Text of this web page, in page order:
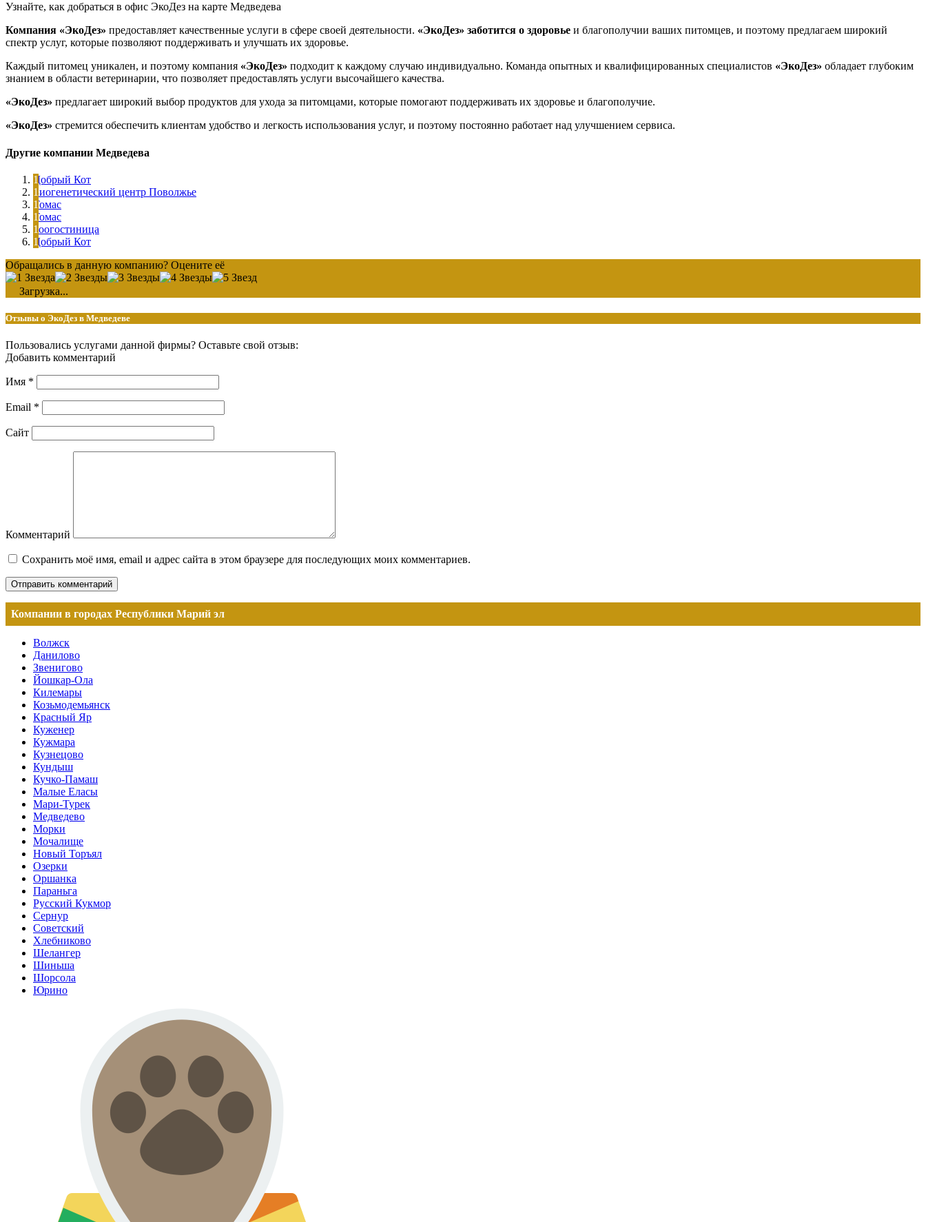
Узнайте, как добраться в офис ЭкоДез на карте Медведева
Компания «ЭкоДез» предоставляет качественные услуги в сфере своей деятельности. «ЭкоДез» заботится о здоровье и благополучии ваших питомцев, и поэтому предлагаем широкий
спектр услуг, которые позволяют поддерживать и улучшать их здоровье.
Каждый питомец уникален, и поэтому компания «ЭкоДез» подходит к каждому случаю индивидуально. Команда опытных и квалифицированных специалистов «ЭкоДез» обладает глубоким
знанием в области ветеринарии, что позволяет предоставлять услуги высочайшего качества.
«ЭкоДез» предлагает широкий выбор продуктов для ухода за питомцами, которые помогают поддерживать их здоровье и благополучие.
«ЭкоДез» стремится обеспечить клиентам удобство и легкость использования услуг, и поэтому постоянно работает над улучшением сервиса.
Другие компании Медведева
Добрый Кот
Биогенетический центр Поволжье
Томас
Томас
Зоогостиница
Добрый Кот
Обращались в данную компанию? Оцените её
Загрузка...
Отзывы о ЭкоДез в Медведеве
Пользовались услугами данной фирмы? Оставьте свой отзыв:
Добавить комментарий
Имя *
Email *
Сайт
Комментарий
Сохранить моё имя, email и адрес сайта в этом браузере для последующих моих комментариев.
Компании в городах Республики Марий эл
Волжск
Данилово
Звенигово
Йошкар-Ола
Килемары
Козьмодемьянск
Красный Яр
Куженер
Кужмара
Кузнецово
Кундыш
Кучко-Памаш
Малые Еласы
Мари-Турек
Медведево
Морки
Мочалище
Новый Торъял
Озерки
Оршанка
Параньга
Русский Кукмор
Сернур
Советский
Хлебниково
Шелангер
Шиньша
Шорсола
Юрино